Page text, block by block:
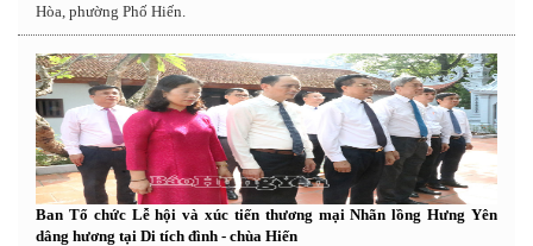
Hòa, phường Phố Hiến.
Ban Tổ chức Lễ hội và xúc tiến thương mại Nhãn lồng Hưng Yên
dâng hương tại Di tích đình - chùa Hiến